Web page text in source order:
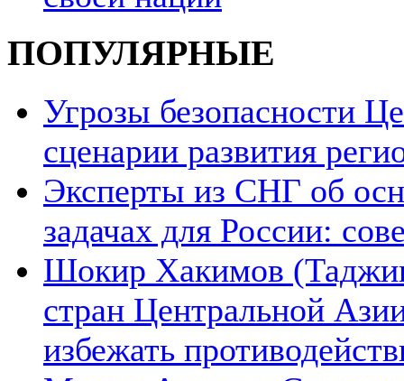
ПОПУЛЯРНЫЕ
Угрозы безопасности
сценарии развития
Эксперты из СНГ об
задачах для России:
Шокир Хакимов
стран Центральной
избежать